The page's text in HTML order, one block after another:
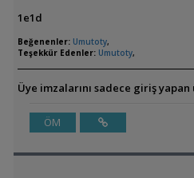
1e1d
Beğenenler: Umutoty,
Teşekkür Edenler: Umutoty,
Üye imzalarını sadece giriş
ÖM